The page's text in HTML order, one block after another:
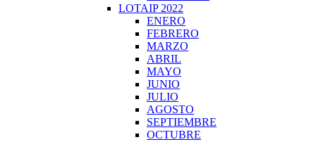
LOTAIP 2022
ENERO
FEBRERO
MARZO
ABRIL
MAYO
JUNIO
JULIO
AGOSTO
SEPTIEMBRE
OCTUBRE